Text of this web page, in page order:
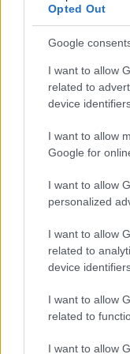
Opted Out
Google
I want to allow
related to
device
I want to allow
Google for
I want to allow
personalized
I want to allow
related to
device
I want to allow
related to
I want to allow
2026.08.08. Kiss
Már magasabb
büntetőügyében,
Már nincs mentelmi
és visszaadta